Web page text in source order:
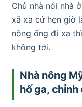
Chủ nhà nói nhà
xã xa cứ hẹn giờ
nông ống đi xa
không tới.
Nhà nông
hố ga,